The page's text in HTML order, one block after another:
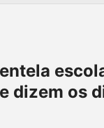
dizem os